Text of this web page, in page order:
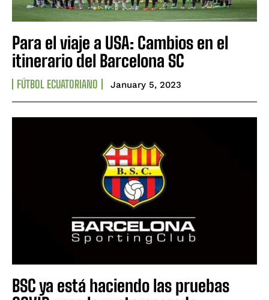
Para el viaje a USA: Cambios en el
itinerario del Barcelona SC
FÚTBOL ECUATORIANO January 5, 2023
BSC ya está haciendo las pruebas